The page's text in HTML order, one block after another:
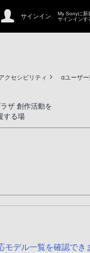
サインイン
My Sonyに新
サインインす
クセシビリティ αユーザ
ザ 創作活動を
する場
モデル一覧を確認でき